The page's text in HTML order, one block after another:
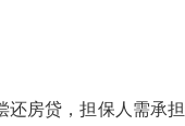
贷，担保人需承担